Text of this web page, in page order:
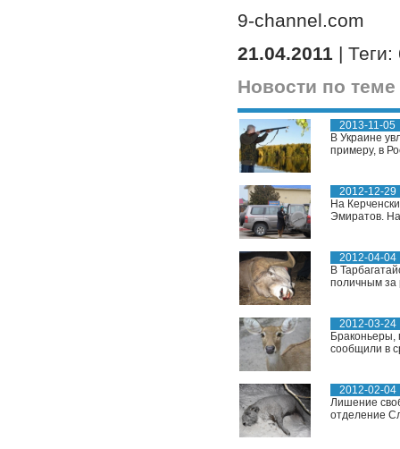
9-channel.com
21.04.2011 | Теги:
Новости по теме
2013-11-05
В Украине
примеру, в
2012-12-29
На
Эмиратов.
2012-04-04
В
поличным за
2012-03-24
Браконьеры,
сообщили в
2012-02-04
Лишение
отделение